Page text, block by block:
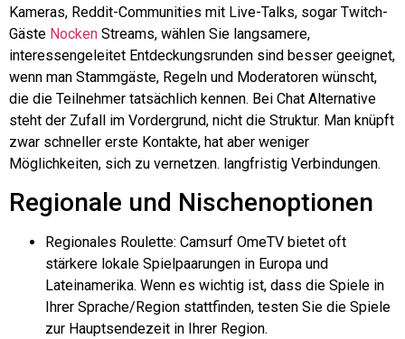
Kameras, Reddit-Communities mit Live-Talks, sogar Twitch-
Gäste Nocken Streams, wählen Sie langsamere,
interessengeleitet Entdeckungsrunden sind besser geeignet,
wenn man Stammgäste, Regeln und Moderatoren wünscht,
die die Teilnehmer tatsächlich kennen. Bei Chat Alternative
steht der Zufall im Vordergrund, nicht die Struktur. Man knüpft
zwar schneller erste Kontakte, hat aber weniger
Möglichkeiten, sich zu vernetzen. langfristig Verbindungen.
Regionale und Nischenoptionen
Regionales Roulette: Camsurf OmeTV bietet oft
stärkere lokale Spielpaarungen in Europa und
Lateinamerika. Wenn es wichtig ist, dass die Spiele in
Ihrer Sprache/Region stattfinden, testen Sie die Spiele
zur Hauptsendezeit in Ihrer Region.